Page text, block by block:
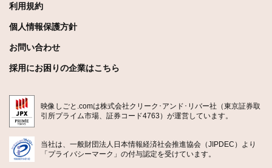
利用規約
個人情報保護方針
お問い合わせ
採用にお困りの企業はこちら
映像しごと.comは株式会社クリーク･アンド･リバー社（東京証券取
引所プライム市場、証券コード4763）が運営しています。
当社は、一般財団法人日本情報経済社会推進協会（JIPDEC）より
「プライバシーマーク」の付与認定を受けています。